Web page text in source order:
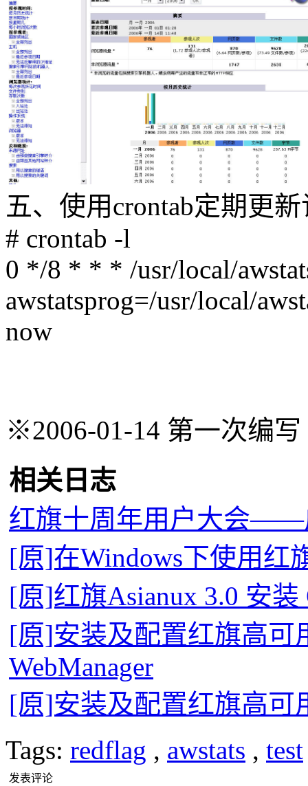
五、使用crontab定期更
# crontab -l
0 */8 * * * /usr/local/
awstatsprog=/usr/local/
now
※2006-01-14 第一次编写
相关日志
红旗十周年用户大会——
[原]在Windows下使用红
[原]红旗Asianux 3.0 安装
[原]安装及配置红旗高可
WebManager
[原]安装及配置红旗高可
Tags: redflag , awstats , test
发表评论